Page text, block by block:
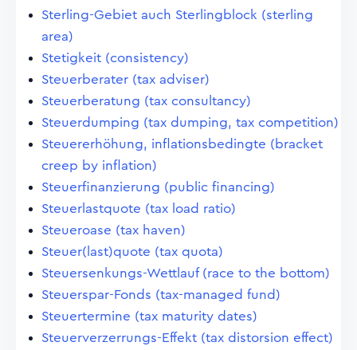
Sterling-Gebiet auch Sterlingblock (sterling
area)
Stetigkeit (consistency)
Steuerberater (tax adviser)
Steuerberatung (tax consultancy)
Steuerdumping (tax dumping, tax competition)
Steuererhöhung, inflationsbedingte (bracket
creep by inflation)
Steuerfinanzierung (public financing)
Steuerlastquote (tax load ratio)
Steueroase (tax haven)
Steuer(last)quote (tax quota)
Steuersenkungs-Wettlauf (race to the bottom)
Steuerspar-Fonds (tax-managed fund)
Steuertermine (tax maturity dates)
Steuerverzerrungs-Effekt (tax distorsion effect)